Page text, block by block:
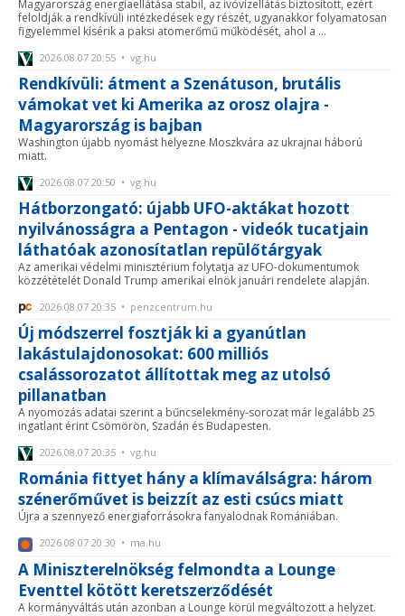
Magyarország energiaellátása stabil, az ivóvízellátás biztosított, ezért
feloldják a rendkívüli intézkedések egy részét, ugyanakkor folyamatosan
figyelemmel kísérik a paksi atomerőmű működését, ahol a ...
2026.08.07 20:55 • vg.hu
Rendkívüli: átment a Szenátuson, brutális
vámokat vet ki Amerika az orosz olajra -
Magyarország is bajban
Washington újabb nyomást helyezne Moszkvára az ukrajnai háború
miatt.
2026.08.07 20:50 • vg.hu
Hátborzongató: újabb UFO-aktákat hozott
nyilvánosságra a Pentagon - videók tucatjain
láthatóak azonosítatlan repülőtárgyak
Az amerikai védelmi minisztérium folytatja az UFO-dokumentumok
közzétételét Donald Trump amerikai elnök januári rendelete alapján.
2026.08.07 20:35 • penzcentrum.hu
Új módszerrel fosztják ki a gyanútlan
lakástulajdonosokat: 600 milliós
csalássorozatot állítottak meg az utolsó
pillanatban
A nyomozás adatai szerint a bűncselekmény-sorozat már legalább 25
ingatlant érint Csömörön, Szadán és Budapesten.
2026.08.07 20:35 • vg.hu
Románia fittyet hány a klímaválságra: három
szénerőművet is beizzít az esti csúcs miatt
Újra a szennyező energiaforrásokra fanyalodnak Romániában.
2026.08.07 20:30 • ma.hu
A Miniszterelnökség felmondta a Lounge
Eventtel kötött keretszerződését
A kormányváltás után azonban a Lounge körül megváltozott a helyzet.